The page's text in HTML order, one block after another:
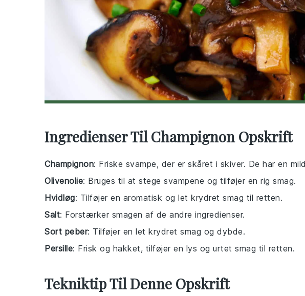
Ingredienser Til Champignon Opskrift
Champignon: Friske svampe, der er skåret i skiver. De har en
Olivenolie: Bruges til at stege svampene og tilføjer en rig smag.
Hvidløg: Tilføjer en aromatisk og let krydret smag til retten.
Salt: Forstærker smagen af de andre ingredienser.
Sort peber: Tilføjer en let krydret smag og dybde.
Persille: Frisk og hakket, tilføjer en lys og urtet smag til retten.
Tekniktip Til Denne Opskrift